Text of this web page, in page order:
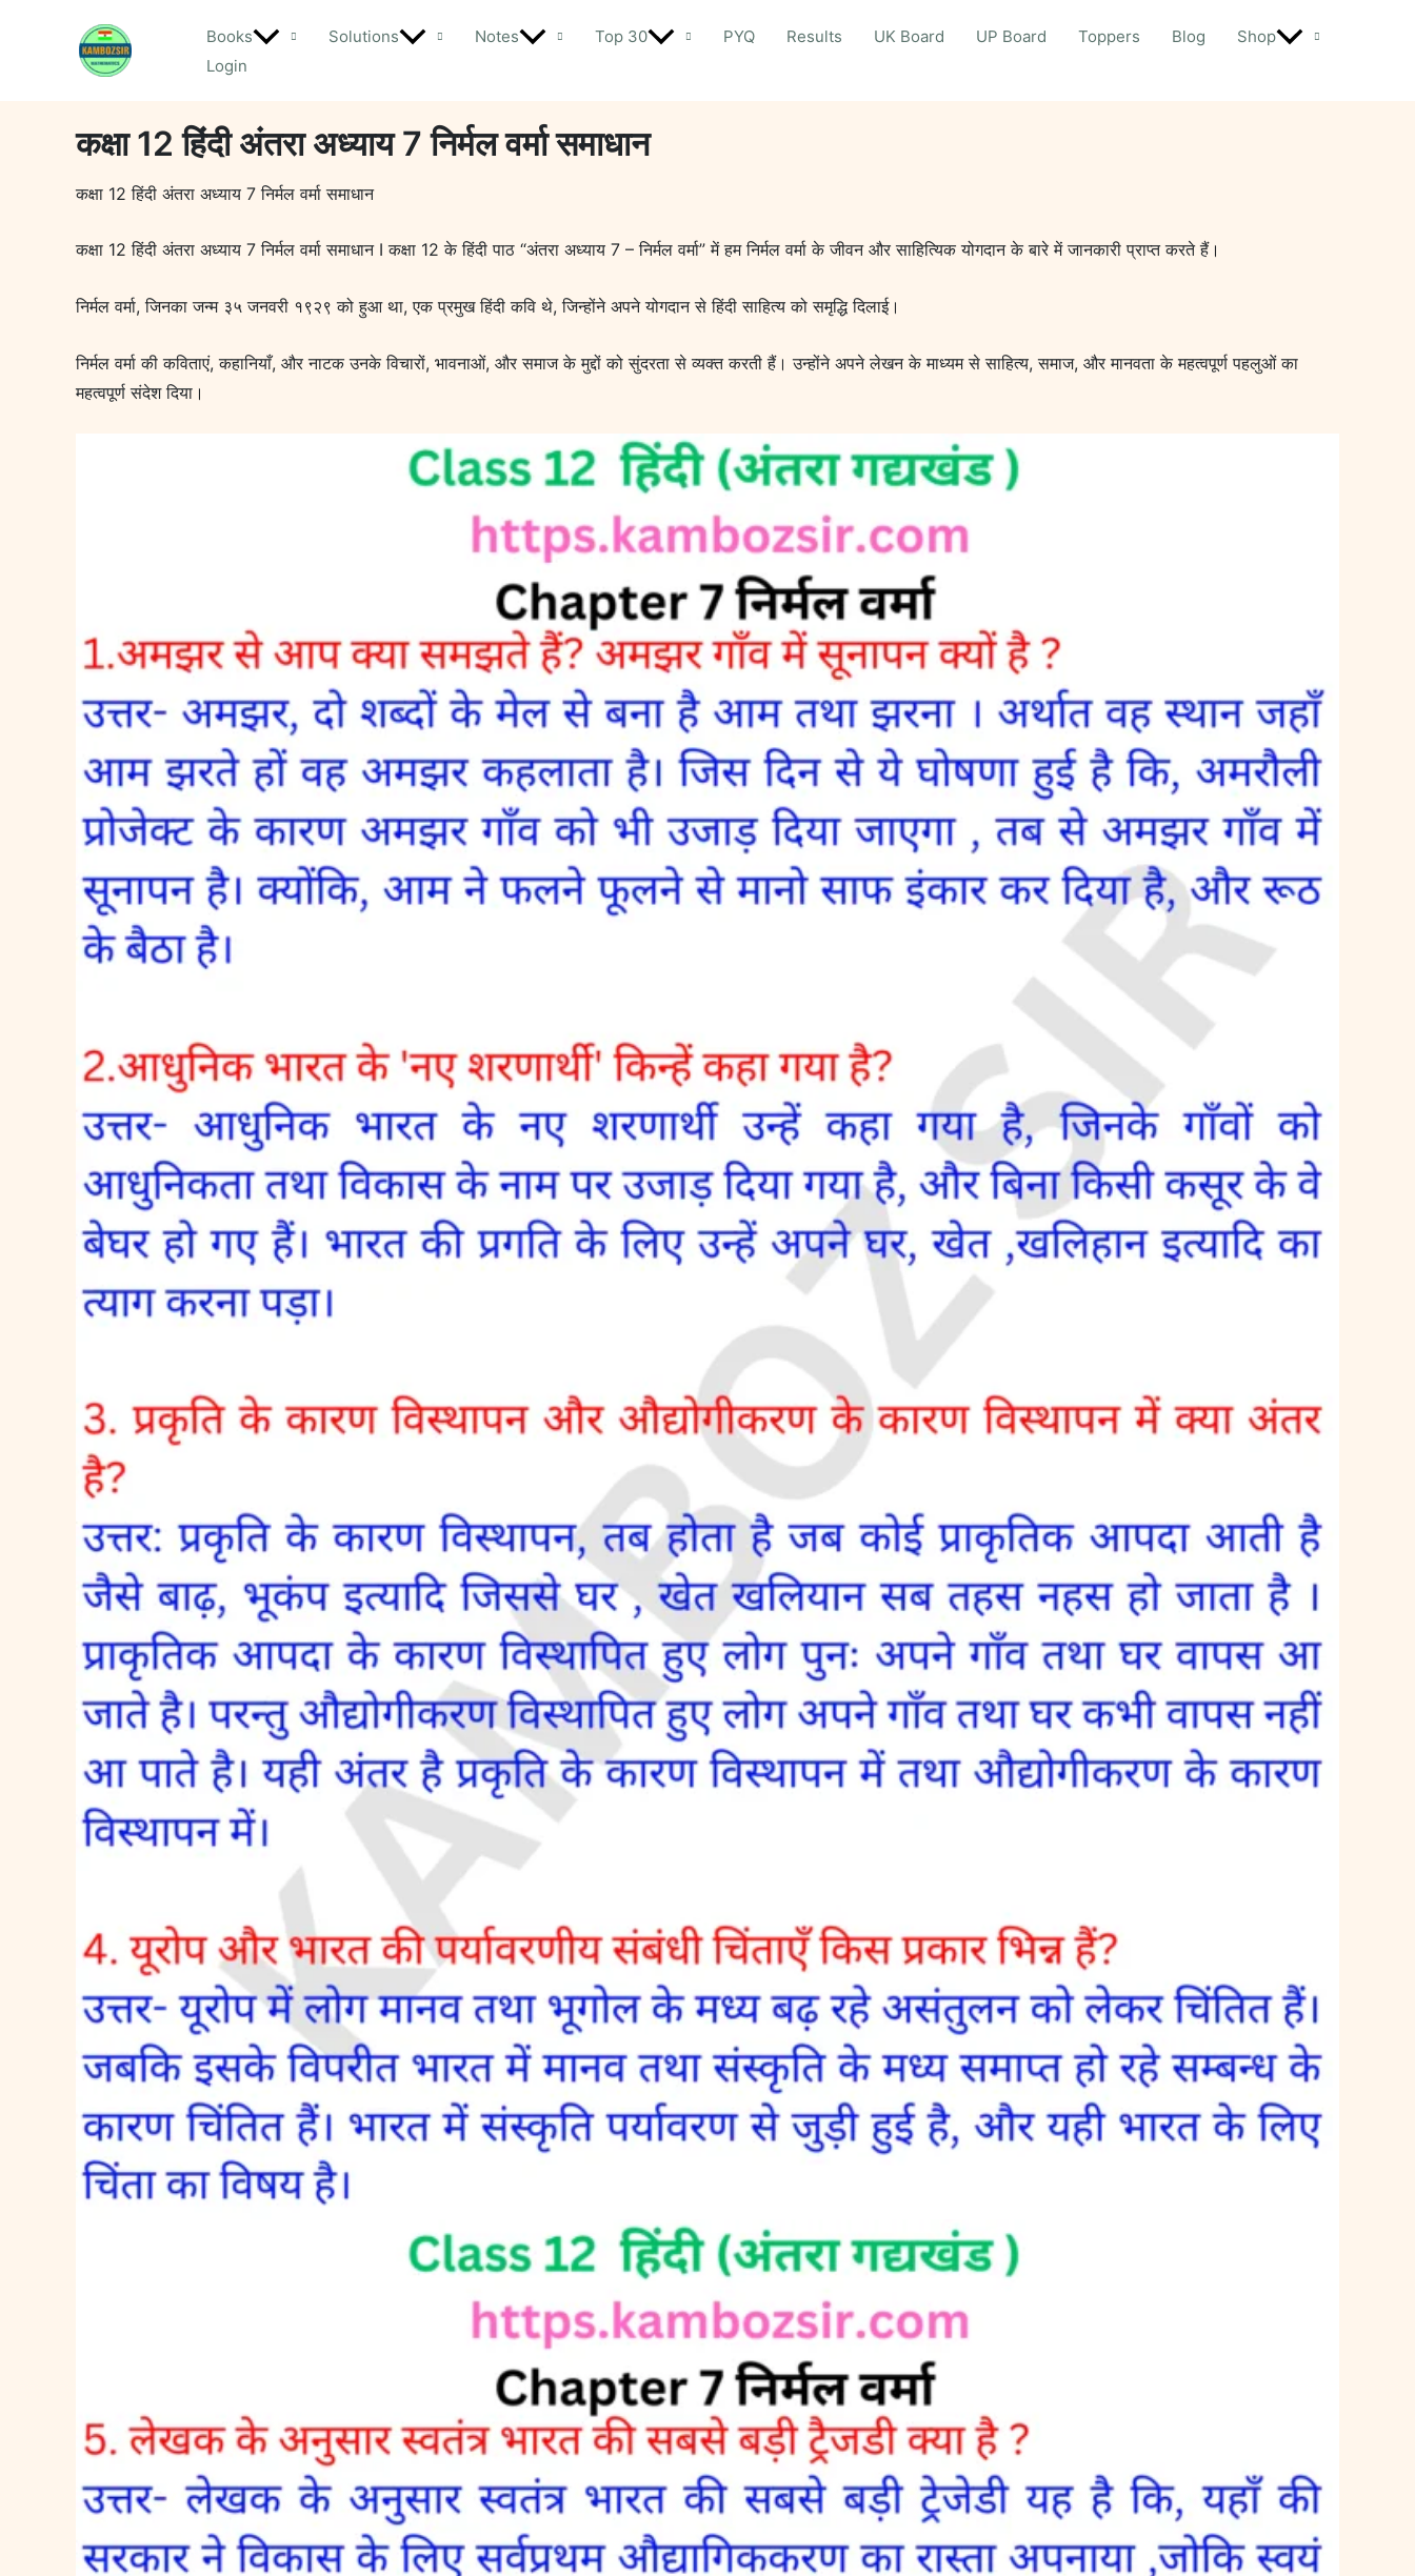
Books Solutions Notes Top 30 PYQ Results UK Board UP Board Toppers Blog
Shop
Login
कक्षा 12 हिंदी अंतरा अध्याय 7 निर्मल वर्मा समाधान
कक्षा 12 हिंदी अंतरा अध्याय 7 निर्मल वर्मा समाधान
कक्षा 12 हिंदी अंतरा अध्याय 7 निर्मल वर्मा समाधान I कक्षा 12 के हिंदी पाठ “अंतरा अध्याय 7 – निर्मल वर्मा” में हम निर्मल वर्मा के जीवन और साहित्यिक योगदान के बारे में जानकारी प्राप्त करते हैं।
निर्मल वर्मा, जिनका जन्म ३५ जनवरी १९२९ को हुआ था, एक प्रमुख हिंदी कवि थे, जिन्होंने अपने योगदान से हिंदी साहित्य को समृद्धि दिलाई।
निर्मल वर्मा की कविताएं, कहानियाँ, और नाटक उनके विचारों, भावनाओं, और समाज के मुद्दों को सुंदरता से व्यक्त करती हैं। उन्होंने अपने लेखन के माध्यम से साहित्य, समाज, और मानवता के महत्वपूर्ण पहलुओं का
महत्वपूर्ण संदेश दिया।